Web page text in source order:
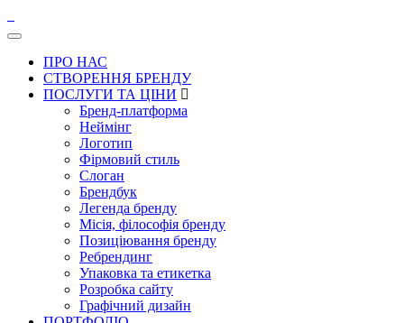
ПРО НАС
СТВОРЕННЯ БРЕНДУ
ПОСЛУГИ ТА ЦІНИ
Бренд-платформа
Неймінг
Логотип
Фірмовий стиль
Слоган
Брендбук
Легенда бренду
Місія, філософія бренду
Позиціювання бренду
Ребрендинг
Упаковка та етикетка
Розробка сайту
Графічний дизайн